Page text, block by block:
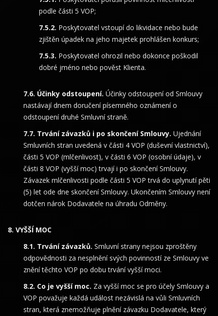
podle části 5 VOP;
Poskytovatel vstoupí do likvidace nebo bude
zjištěn úpadek na jeho majetek prohlášen konkurs;
Poskytovatel ohrozil nebo dokonce poškodil
dobré jméno nebo pověst Klienta.
Účinky odstoupení. Účinky odstoupení od Smlouvy
nastávají dnem doručení písemného oznámení o
odstoupení druhé Smluvní straně.
Trvání závazků i po skončení Smlouvy. Ujednání
Smluvních stran uvedená v části 4 VOP (duševní vlastnictví),
části 5 VOP (mlčenlivost), v části 6 VOP (osobní údaje), v
části 8 VOP (vyšší moc) trvají i po skončení Smlouvy.
Závazek mlčenlivosti podle části 5 VOP trvá do uplynutí pěti
(5) let ode dne skončení Smlouvy. Ukončením Smlouvy není
dotčen nárok Dodavatele na úhradu Odměny.
VYŠŠÍ MOC
Trvání závazků. Smluvní strany nejsou zproštěny
odpovědnosti za nesplnění svých povinností ze Smlouvy ve
znění těchto VOP po dobu trvání vyšší moci.
Co je vyšší moc. Za vyšší moc se pro účely Smlouvy a
VOP považuje každá událost nezávislá na vůli Smluvních
stran, která znemožňuje plnění závazku Dodavatele, který